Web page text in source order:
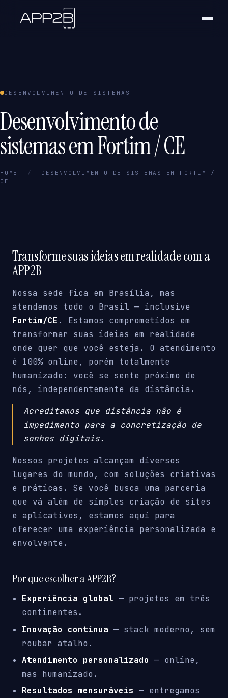
DESENVOLVIMENTO DE SISTEMAS
Desenvolvimento de
sistemas em Fortim / CE
HOME /
DESENVOLVIMENTO DE SISTEMAS EM FORTIM /
CE
Transforme suas ideias em realidade com a
APP2B
Nossa sede fica em Brasília, mas
atendemos todo o Brasil — inclusive
Fortim/CE . Estamos comprometidos em
transformar suas ideias em realidade
onde quer que você esteja. O atendimento
é 100% online, porém totalmente
humanizado: você se sente próximo de
nós, independentemente da distância.
Acreditamos que distância não é
impedimento para a concretização de
sonhos digitais.
Nossos projetos alcançam diversos
lugares do mundo, com soluções criativas
e práticas. Se você busca uma parceria
que vá além de simples criação de sites
e aplicativos, estamos aqui para
oferecer uma experiência personalizada e
envolvente.
Por que escolher a APP2B?
Experiência global — projetos em três
continentes.
Inovação contínua — stack moderno, sem
roubar atalho.
Atendimento personalizado — online,
mas humanizado.
Resultados mensuráveis — entregamos